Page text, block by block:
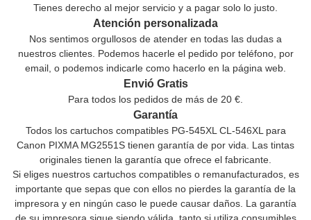
Tienes derecho al mejor servicio y a pagar solo lo justo.
Atención personalizada
Nos sentimos orgullosos de atender en todas las dudas a
nuestros clientes. Podemos hacerle el pedido por teléfono, por
email, o podemos indicarle como hacerlo en la página web.
Envió Gratis
Para todos los pedidos de más de 20 €.
Garantía
Todos los cartuchos compatibles PG-545XL CL-546XL para
Canon PIXMA MG2551S tienen garantía de por vida. Las tintas
originales tienen la garantía que ofrece el fabricante.
Si eliges nuestros cartuchos compatibles o remanufacturados, es
importante que sepas que con ellos no pierdes la garantía de la
impresora y en ningún caso le puede causar daños. La garantía